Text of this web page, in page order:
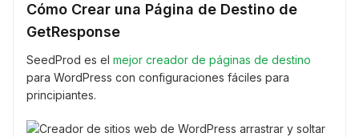
Cómo Crear una Página de Destino de
GetResponse
SeedProd es el mejor creador de páginas de destino
para WordPress con configuraciones fáciles para
principiantes.